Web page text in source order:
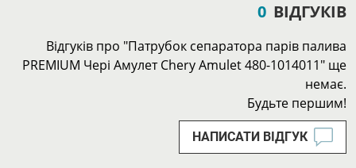
0 ВІДГУКІВ
Відгуків про "Патрубок сепаратора парів палива
PREMIUM Чері Амулет Chery Amulet 480-1014011" ще
немає.
Будьте першим!
НАПИСАТИ ВІДГУК